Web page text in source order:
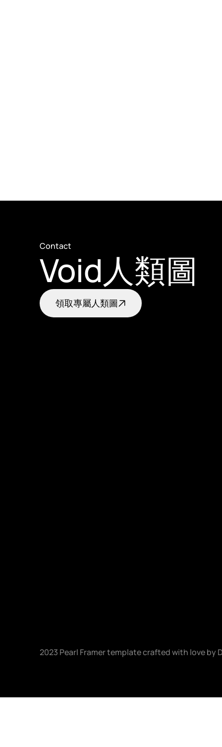
Contact
Void人類圖
領取專屬人類圖
2023 Pearl Framer template crafted with love by